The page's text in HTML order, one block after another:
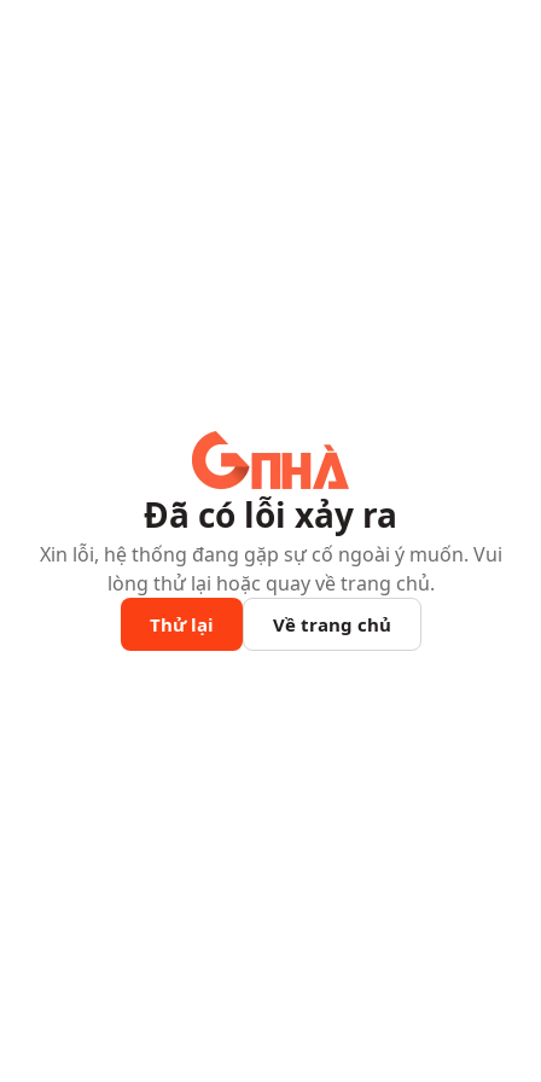
Đã có lỗi xảy ra
Xin lỗi, hệ thống đang gặp sự cố ngoài ý muốn. Vui
lòng thử lại hoặc quay về trang chủ.
Thử lại Về trang chủ